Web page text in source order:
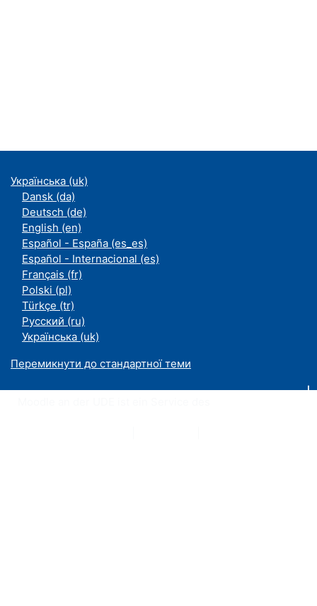
Українська ‎(uk)‎
Dansk ‎(da)‎
Deutsch ‎(de)‎
English ‎(en)‎
Español - España ‎(es_es)‎
Español - Internacional ‎(es)‎
Français ‎(fr)‎
Polski ‎(pl)‎
Türkçe ‎(tr)‎
Русский ‎(ru)‎
Українська ‎(uk)‎
Перемикнути до стандартної теми